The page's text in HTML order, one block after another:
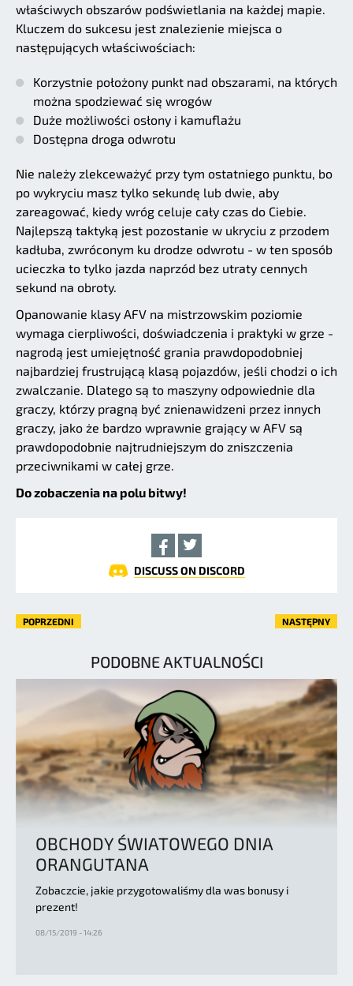
właściwych obszarów podświetlania na każdej mapie.
Kluczem do sukcesu jest znalezienie miejsca o
następujących właściwościach:
Korzystnie położony punkt nad obszarami, na których
można spodziewać się wrogów
Duże możliwości osłony i kamuflażu
Dostępna droga odwrotu
Nie należy zlekceważyć przy tym ostatniego punktu, bo
po wykryciu masz tylko sekundę lub dwie, aby
zareagować, kiedy wróg celuje cały czas do Ciebie.
Najlepszą taktyką jest pozostanie w ukryciu z przodem
kadłuba, zwróconym ku drodze odwrotu - w ten sposób
ucieczka to tylko jazda naprzód bez utraty cennych
sekund na obroty.
Opanowanie klasy AFV na mistrzowskim poziomie
wymaga cierpliwości, doświadczenia i praktyki w grze -
nagrodą jest umiejętność grania prawdopodobniej
najbardziej frustrującą klasą pojazdów, jeśli chodzi o ich
zwalczanie. Dlatego są to maszyny odpowiednie dla
graczy, którzy pragną być znienawidzeni przez innych
graczy, jako że bardzo wprawnie grający w AFV są
prawdopodobnie najtrudniejszym do zniszczenia
przeciwnikami w całej grze.
Do zobaczenia na polu bitwy!
DISCUSS ON DISCORD
POPRZEDNI NASTĘPNY
PODOBNE AKTUALNOŚCI
OBCHODY ŚWIATOWEGO DNIA
ORANGUTANA
Zobaczcie, jakie przygotowaliśmy dla was bonusy i
prezent!
08/15/2019 - 14:26